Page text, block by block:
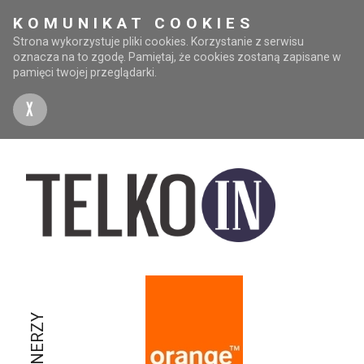
KOMUNIKAT COOKIES
Strona wykorzystuje pliki cookies. Korzystanie z serwisu
oznacza na to zgodę. Pamiętaj, że cookies zostaną zapisane w
pamięci twojej przeglądarki.
X